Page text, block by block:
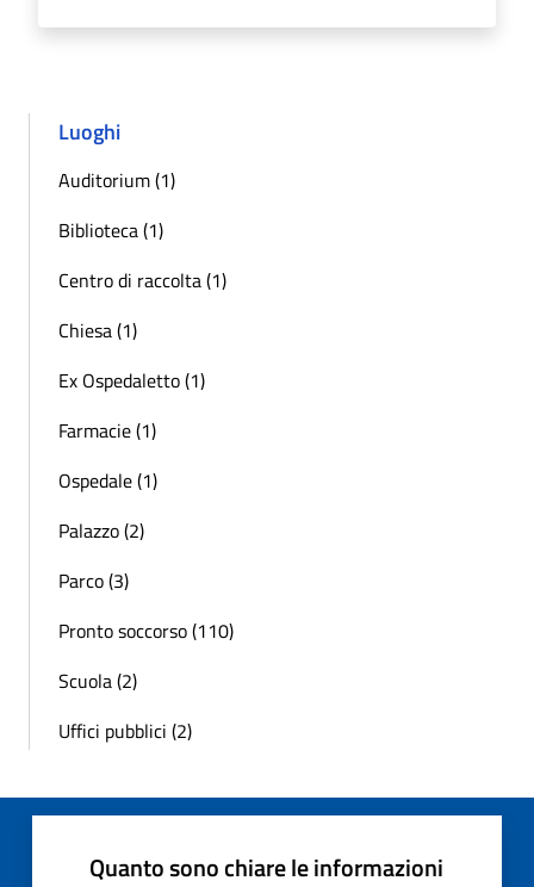
Luoghi
Auditorium (1)
Biblioteca (1)
Centro di raccolta (1)
Chiesa (1)
Ex Ospedaletto (1)
Farmacie (1)
Ospedale (1)
Palazzo (2)
Parco (3)
Pronto soccorso (110)
Scuola (2)
Uffici pubblici (2)
Quanto sono chiare le informazioni